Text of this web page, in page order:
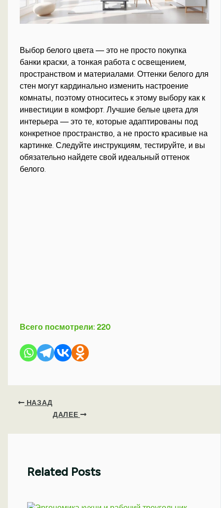
Выбор белого цвета — это не просто покупка
банки краски, а тонкая работа с освещением,
пространством и материалами. Оттенки белого для
стен могут кардинально изменить настроение
комнаты, поэтому относитесь к этому выбору как к
инвестиции в комфорт. Лучшие белые цвета для
интерьера — это те, которые адаптированы под
конкретное пространство, а не просто красивые на
картинке. Следуйте инструкциям, тестируйте, и вы
обязательно найдете свой идеальный оттенок
белого.
Всего посмотрели: 220
НАЗАД
ДАЛЕЕ
Related Posts